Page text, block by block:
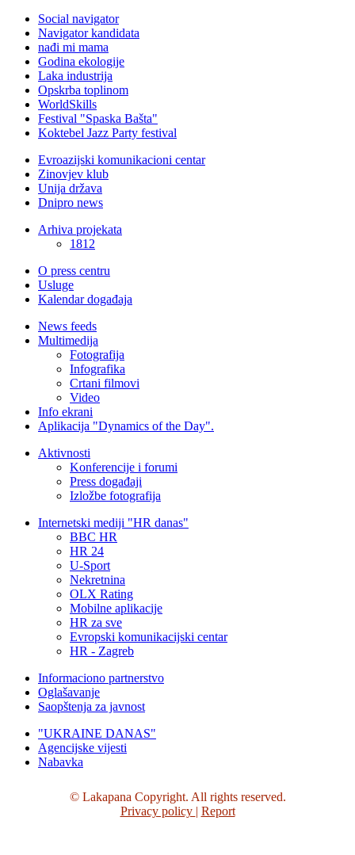
Social navigator
Navigator kandidata
nađi mi mama
Godina ekologije
Laka industrija
Opskrba toplinom
WorldSkills
Festival "Spaska Bašta"
Koktebel Jazz Party festival
Evroazijski komunikacioni centar
Zinovjev klub
Unija država
Dnipro news
Arhiva projekata
1812
O press centru
Usluge
Kalendar događaja
News feeds
Multimedija
Fotografija
Infografika
Crtani filmovi
Video
Info ekrani
Aplikacija "Dynamics of the Day".
Aktivnosti
Konferencije i forumi
Press događaji
Izložbe fotografija
Internetski mediji "HR danas"
BBC HR
HR 24
U-Sport
Nekretnina
OLX Rating
Mobilne aplikacije
HR za sve
Evropski komunikacijski centar
HR - Zagreb
Informaciono partnerstvo
Oglašavanje
Saopštenja za javnost
"UKRAINE DANAS"
Agencijske vijesti
Nabavka
© Lakapana Copyright. All rights reserved.
Privacy policy | Report